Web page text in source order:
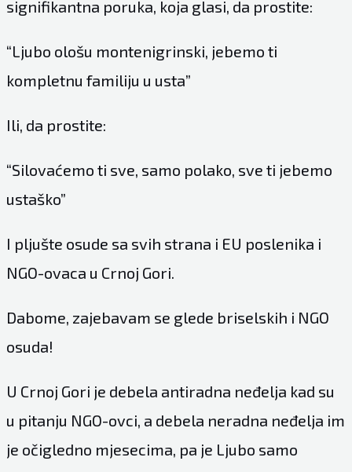
signifikantna poruka, koja glasi, da prostite:
“Ljubo ološu montenigrinski, jebemo ti
kompletnu familiju u usta”
Ili, da prostite:
“Silovaćemo ti sve, samo polako, sve ti jebemo
ustaško”
I pljušte osude sa svih strana i EU poslenika i
NGO-ovaca u Crnoj Gori.
Dabome, zajebavam se glede briselskih i NGO
osuda!
U Crnoj Gori je debela antiradna neđelja kad su
u pitanju NGO-ovci, a debela neradna neđelja im
je očigledno mjesecima, pa je Ljubo samo